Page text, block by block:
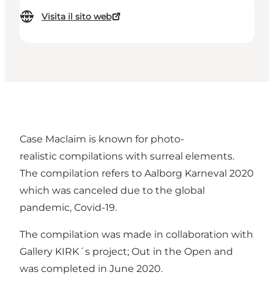
Visita il sito web
Case Maclaim is known for photo-
realistic compilations with surreal elements.
The compilation refers to Aalborg Karneval 2020
which was canceled due to the global
pandemic, Covid-19.
The compilation was made in collaboration with
Gallery KIRK´s project; Out in the Open and
was completed in June 2020.